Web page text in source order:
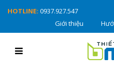
HOTLINE: 0937.927.547
Giới thiệu